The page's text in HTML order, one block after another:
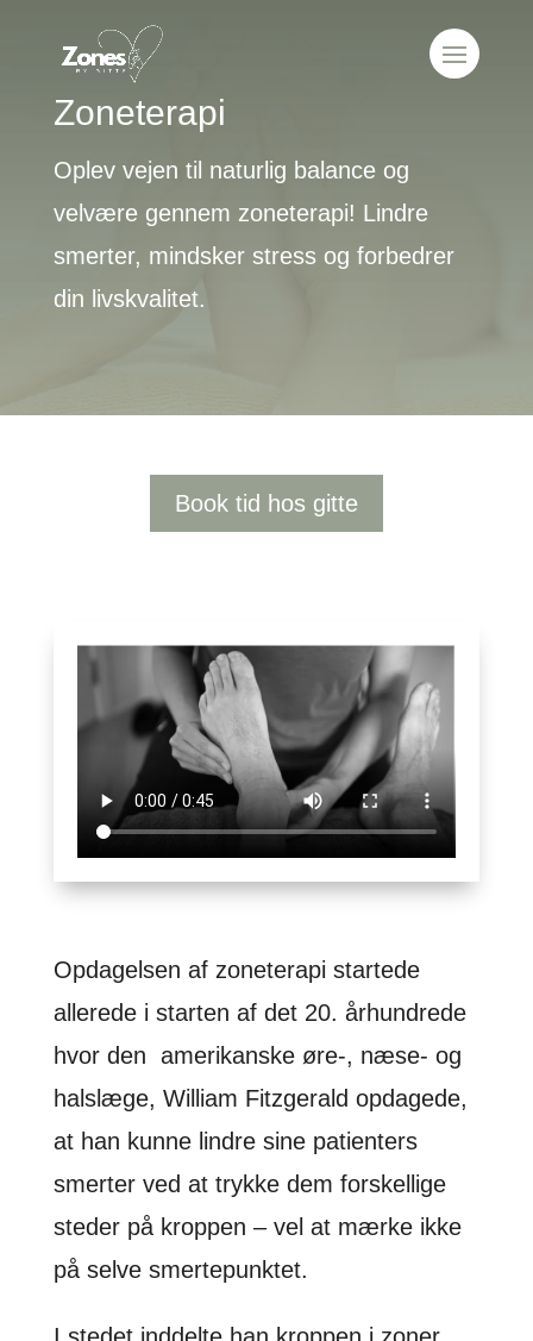
Zoneterapi
Oplev vejen til naturlig balance og
velvære gennem zoneterapi! Lindre
smerter, mindsker stress og forbedrer
din livskvalitet.
Book tid hos gitte
Opdagelsen af zoneterapi startede
allerede i starten af det 20. århundrede
hvor den amerikanske øre-, næse- og
halslæge, William Fitzgerald opdagede,
at han kunne lindre sine patienters
smerter ved at trykke dem forskellige
steder på kroppen – vel at mærke ikke
på selve smertepunktet.